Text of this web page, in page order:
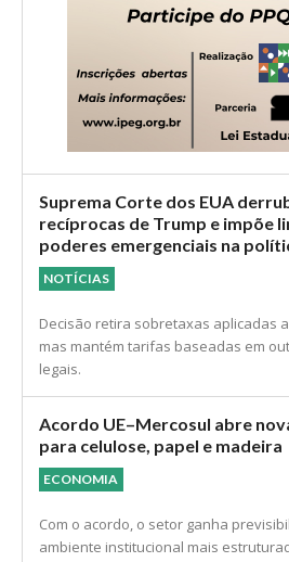
Suprema Corte dos EUA
recíprocas de Trump e impõe
NOTÍCIAS
Decisão retira sobretaxas aplicadas
mas mantém tarifas baseadas em
legais.
Acordo UE–Mercosul abre
ECONOMIA